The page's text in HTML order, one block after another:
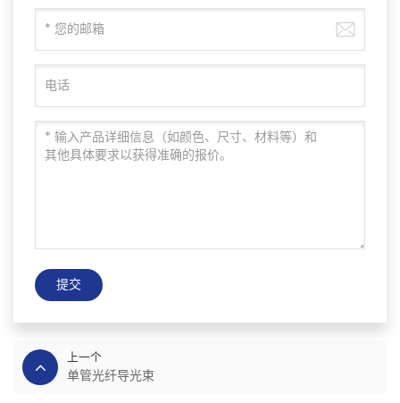
提交
上一个
单管光纤导光束